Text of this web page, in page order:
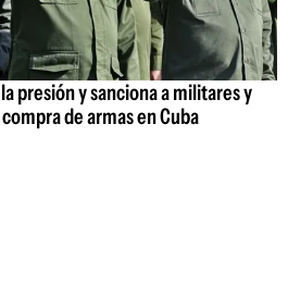
presión y sanciona a militares y
de armas en Cuba